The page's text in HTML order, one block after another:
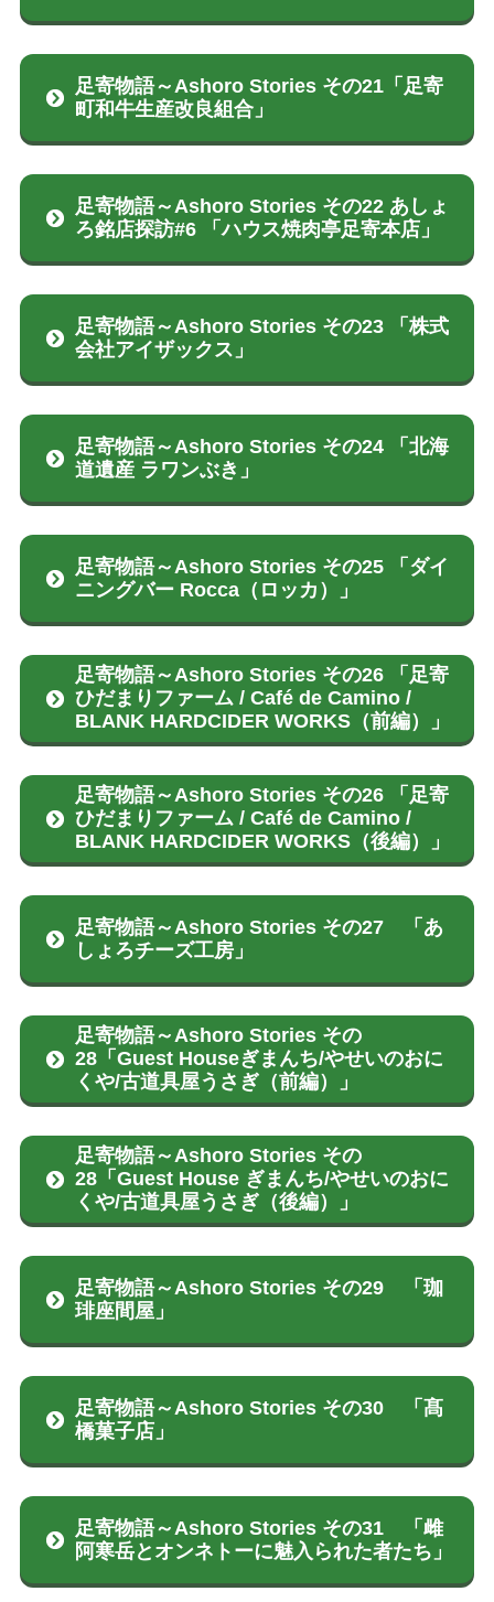
足寄物語～Ashoro Stories その21「足寄
町和牛生産改良組合」
足寄物語～Ashoro Stories その22 あしょ
ろ銘店探訪#6 「ハウス焼肉亭足寄本店」
足寄物語～Ashoro Stories その23 「株式
会社アイザックス」
足寄物語～Ashoro Stories その24 「北海
道遺産 ラワンぶき」
足寄物語～Ashoro Stories その25 「ダイ
ニングバー Rocca（ロッカ）」
足寄物語～Ashoro Stories その26 「足寄
ひだまりファーム / Café de Camino /
BLANK HARDCIDER WORKS（前編）」
足寄物語～Ashoro Stories その26 「足寄
ひだまりファーム / Café de Camino /
BLANK HARDCIDER WORKS（後編）」
足寄物語～Ashoro Stories その27 「あ
しょろチーズ工房」
足寄物語～Ashoro Stories その
28「Guest Houseぎまんち/やせいのおに
くや/古道具屋うさぎ（前編）」
足寄物語～Ashoro Stories その
28「Guest House ぎまんち/やせいのおに
くや/古道具屋うさぎ（後編）」
足寄物語～Ashoro Stories その29 「珈
琲座間屋」
足寄物語～Ashoro Stories その30 「髙
橋菓子店」
足寄物語～Ashoro Stories その31 「雌
阿寒岳とオンネトーに魅入られた者たち」